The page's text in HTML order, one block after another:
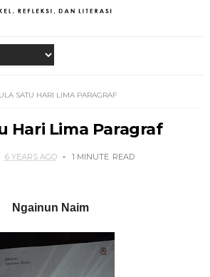
SATU HARI LIMA PARAGRAF
Hari Lima Paragraf
6 YEARS AGO 1 MINUTE READ
Ngainun Naim